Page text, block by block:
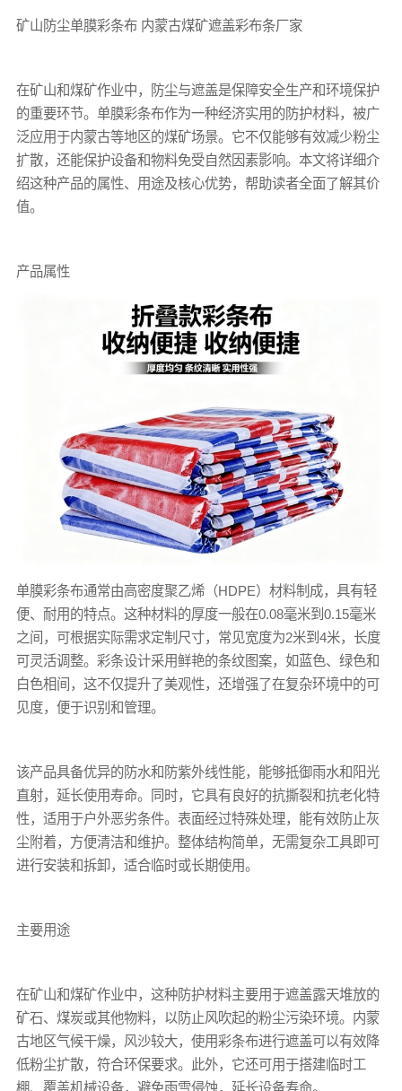
矿山防尘单膜彩条布内蒙古煤矿遮盖彩布条厂家
在矿山和煤矿作业中，防尘与遮盖是保障安全生产和环境保护
的重要环节。 单膜彩条布作为一种经济实用的防护材料，被广
泛应用于内蒙古等地区的煤矿场景。它不仅能够有效减少粉尘
扩散，还能保护设备和物料免受自然因素影响。本文将详细介
绍这种产品的属性、用途及核心优势，帮助读者全面了解其价
值。
产品属性
单膜彩条布通常由高密度聚乙烯（HDPE）材料制成，具有轻
便、耐用的特点。这种材料的厚度一般在0.08毫米到0.15毫米
之间，可根据实际需求定制尺寸，常见宽度为2米到4米，长度
可灵活调整。彩条设计采用鲜艳的条纹图案，如蓝色、绿色和
白色相间，这不仅提升了美观性，还增强了在复杂环境中的可
见度，便于识别和管理。
该产品具备优异的防水和防紫外线性能，能够抵御雨水和阳光
直射，延长使用寿命。同时，它具有良好的抗撕裂和抗老化特
性，适用于户外恶劣条件。表面经过特殊处理，能有效防止灰
尘附着，方便清洁和维护。整体结构简单，无需复杂工具即可
进行安装和拆卸，适合临时或长期使用。
主要用途
在矿山和煤矿作业中，这种防护材料主要用于遮盖露天堆放的
矿石、煤炭或其他物料，以防止风吹起的粉尘污染环境。内蒙
古地区气候干燥，风沙较大，使用彩条布进行遮盖可以有效降
低粉尘扩散，符合环保要求。此外，它还可用于搭建临时工
棚、覆盖机械设备，避免雨雪侵蚀，延长设备寿命。